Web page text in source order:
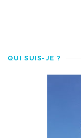
QUI SUIS-JE ?